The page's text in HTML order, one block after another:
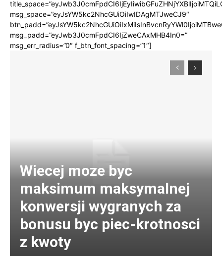
msg_space=”eyJsYW5kc2NhcGUiOiIwIDAgMTJweCJ9″
msg_padd=”eyJwb3J0cmFpdCI6IjZweCAxMHB4In0=”
msg_err_radius=”0″ f_btn_font_spacing=”1″]
Wiecej moze byc
maksimum maksymalnej
konwersji wygranych za
bonusu byc piec-krotnosci
z kwoty